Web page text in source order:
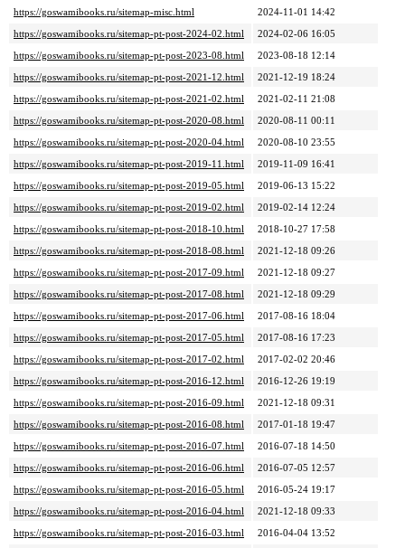
https://goswamibooks.ru/sitemap-misc.html
2024-11-01 14:42
https://goswamibooks.ru/sitemap-pt-post-2024-02.html
2024-02-06 16:05
https://goswamibooks.ru/sitemap-pt-post-2023-08.html
2023-08-18 12:14
https://goswamibooks.ru/sitemap-pt-post-2021-12.html
2021-12-19 18:24
https://goswamibooks.ru/sitemap-pt-post-2021-02.html
2021-02-11 21:08
https://goswamibooks.ru/sitemap-pt-post-2020-08.html
2020-08-11 00:11
https://goswamibooks.ru/sitemap-pt-post-2020-04.html
2020-08-10 23:55
https://goswamibooks.ru/sitemap-pt-post-2019-11.html
2019-11-09 16:41
https://goswamibooks.ru/sitemap-pt-post-2019-05.html
2019-06-13 15:22
https://goswamibooks.ru/sitemap-pt-post-2019-02.html
2019-02-14 12:24
https://goswamibooks.ru/sitemap-pt-post-2018-10.html
2018-10-27 17:58
https://goswamibooks.ru/sitemap-pt-post-2018-08.html
2021-12-18 09:26
https://goswamibooks.ru/sitemap-pt-post-2017-09.html
2021-12-18 09:27
https://goswamibooks.ru/sitemap-pt-post-2017-08.html
2021-12-18 09:29
https://goswamibooks.ru/sitemap-pt-post-2017-06.html
2017-08-16 18:04
https://goswamibooks.ru/sitemap-pt-post-2017-05.html
2017-08-16 17:23
https://goswamibooks.ru/sitemap-pt-post-2017-02.html
2017-02-02 20:46
https://goswamibooks.ru/sitemap-pt-post-2016-12.html
2016-12-26 19:19
https://goswamibooks.ru/sitemap-pt-post-2016-09.html
2021-12-18 09:31
https://goswamibooks.ru/sitemap-pt-post-2016-08.html
2017-01-18 19:47
https://goswamibooks.ru/sitemap-pt-post-2016-07.html
2016-07-18 14:50
https://goswamibooks.ru/sitemap-pt-post-2016-06.html
2016-07-05 12:57
https://goswamibooks.ru/sitemap-pt-post-2016-05.html
2016-05-24 19:17
https://goswamibooks.ru/sitemap-pt-post-2016-04.html
2021-12-18 09:33
https://goswamibooks.ru/sitemap-pt-post-2016-03.html
2016-04-04 13:52